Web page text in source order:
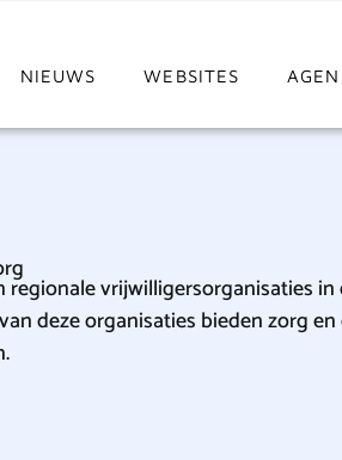
NIEUWS WEBSITES
vrijwilligers­organisaties
deze organisaties bieden zorg